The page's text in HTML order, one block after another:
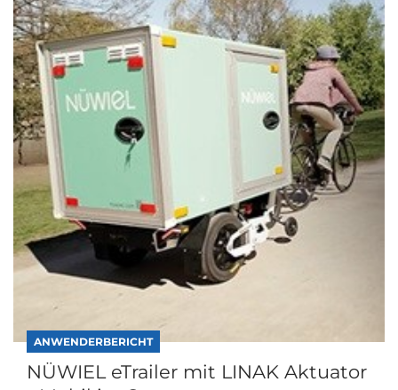
ANWENDERBERICHT
NÜWIEL eTrailer mit LINAK Aktuator